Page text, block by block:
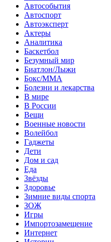
Автособытия
Автоспорт
Автоэксперт
Актеры
Аналитика
Баскетбол
Безумный мир
Биатлон/Лыжи
Бокс/MMA
Болезни и лекарства
В мире
В России
Вещи
Военные новости
Волейбол
Гаджеты
Дети
Дом и сад
Еда
Звёзды
Здоровье
Зимние виды спорта
ЗОЖ
Игры
Импортозамещение
Интернет